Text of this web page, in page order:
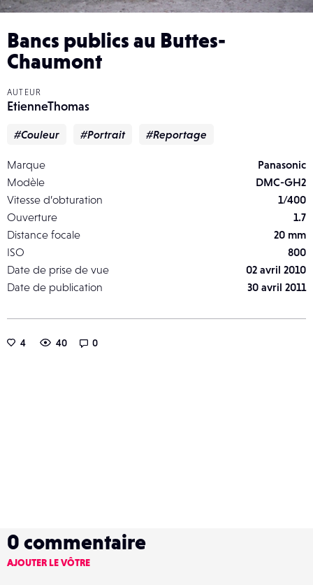
Bancs publics au Buttes-
Chaumont
AUTEUR
EtienneThomas
#Couleur #Portrait #Reportage
Marque
Panasonic
Modèle
DMC-GH2
Vitesse d’obturation
1/400
Ouverture
1.7
Distance focale
20 mm
ISO
800
Date de prise de vue
02 avril 2010
Date de publication
30 avril 2011
4 40 0
0 commentaire
AJOUTER LE VÔTRE